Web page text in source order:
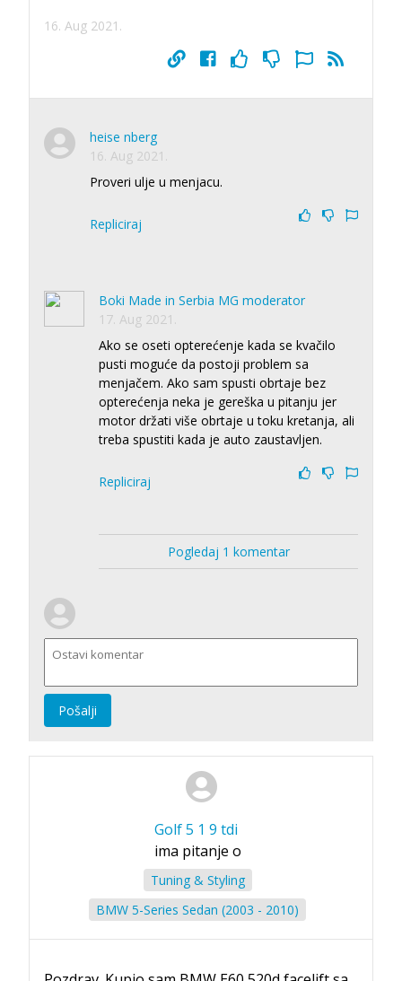
16. Aug 2021.
heise nberg
16. Aug 2021.
Proveri ulje u menjacu.
Repliciraj
Boki Made in Serbia MG moderator
17. Aug 2021.
Ako se oseti opterećenje kada se kvačilo
pusti moguće da postoji problem sa
menjačem. Ako sam spusti obrtaje bez
opterećenja neka je gereška u pitanju jer
motor držati više obrtaje u toku kretanja, ali
treba spustiti kada je auto zaustavljen.
Repliciraj
Pogledaj 1 komentar
Pošalji
Golf 5 1 9 tdi
ima pitanje o
Tuning & Styling
BMW 5-Series Sedan (2003 - 2010)